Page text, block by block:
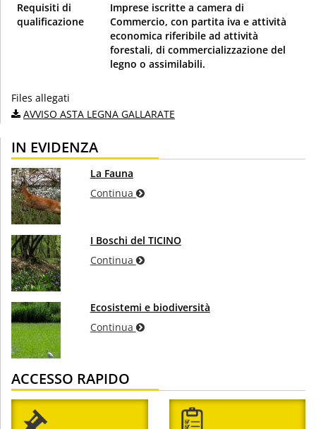
Requisiti di
qualificazione
Imprese iscritte a camera di
Commercio, con partita iva e attività
economica riferibile ad attività
forestali, di commercializzazione del
legno o assimilabili.
Files allegati
AVVISO ASTA LEGNA GALLARATE
IN EVIDENZA
La Fauna
Continua
I Boschi del TICINO
Continua
Ecosistemi e biodiversità
Continua
ACCESSO RAPIDO